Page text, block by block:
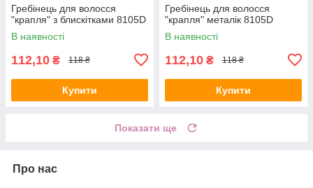
Гребінець для волосся
"крапля" з блискітками 8105D
В наявності
112,10 ₴ 118 ₴
Купити
Гребінець для волосся
"крапля" металік 8105D
В наявності
112,10 ₴ 118 ₴
Купити
Показати ще
Про нас